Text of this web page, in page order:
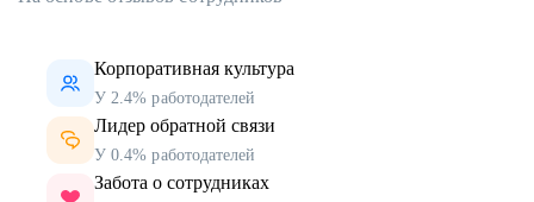
Корпоративная культура
У 2.4% работодателей
Лидер обратной связи
У 0.4% работодателей
Забота о сотрудниках